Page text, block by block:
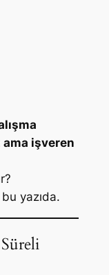
ama işveren
yazıda.